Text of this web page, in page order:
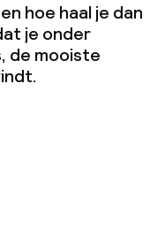
hoe haal je dan
je onder
de mooiste